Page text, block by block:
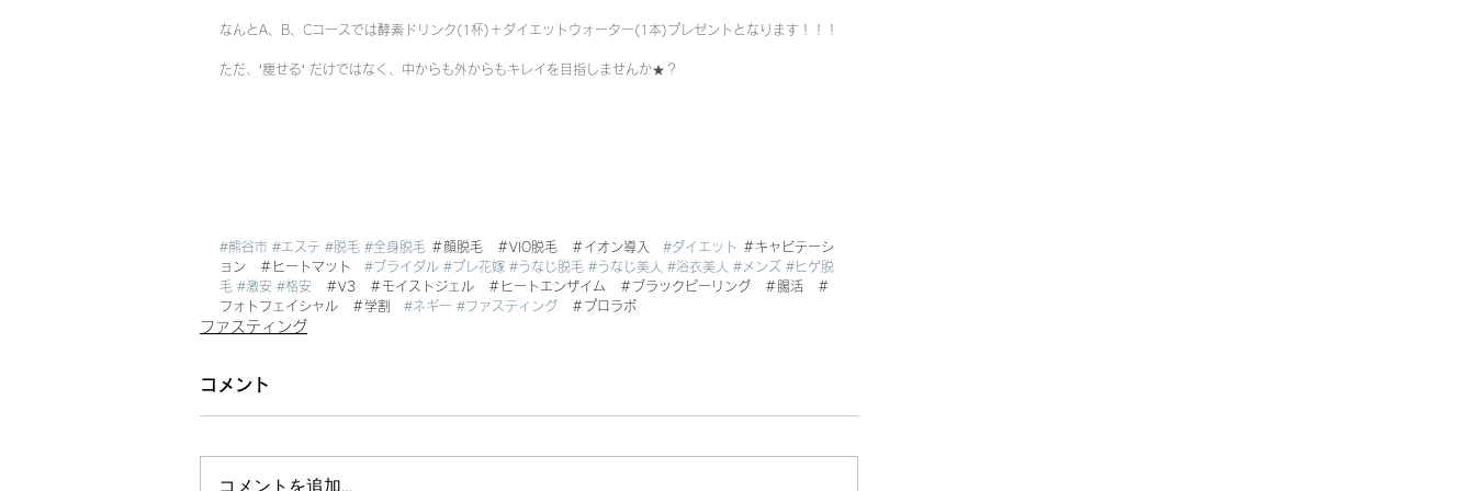
なんとA、B、Cコースでは酵素ドリンク(1杯)＋ダイエットウォーター(1本)プレゼントとなります！！！
ただ、‘痩せる‘ だけではなく、中からも外からもキレイを目指しませんか★？
#熊谷市 #エステ #脱毛 #全身脱毛 ＃顔脱毛　＃VIO脱毛　＃イオン導入 #ダイエット
＃キャビテーシ
ョン　＃ヒートマット #ブライダル #プレ花嫁 #うなじ脱毛 #うなじ美人 #浴衣美人 #メンズ #ヒゲ脱
毛 #激安 #格安 ＃V3　＃モイストジェル　＃ヒートエンザイム　＃ブラックピーリング　＃腸活　＃
フォトフェイシャル　＃学割 #ネギー #ファスティング ＃プロラボ
ファスティング
コメント